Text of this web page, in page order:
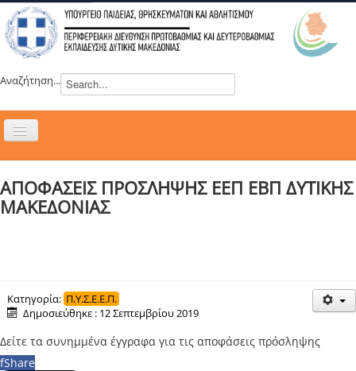
Αναζήτηση...
Εναλλαγή
ΝΕΑ
ΔΡΑΣΕΙΣ
ΕΠΙΚΟΙΝΩΝΙΑ
ΕΞ ΑΠΟΣΤΑΣΕΩΣ ΕΚΠΑΙΔΕΥΣΗ
ΑΠΟΦΑΣΕΙΣ ΠΡΟΣΛΗΨΗΣ ΕΕΠ ΕΒΠ ΔΥΤΙΚΗΣ
ΜΑΚΕΔΟΝΙΑΣ
Κατηγορία: Π.Υ.Σ.Ε.Ε.Π.
Δημοσιεύθηκε : 12 Σεπτεμβρίου 2019
Δείτε τα συνημμένα έγγραφα για τις αποφάσεις πρόσληψης
fShare